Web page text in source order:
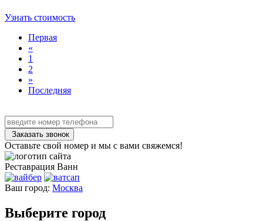
Узнать стоимость
Первая
«
1
2
»
Последняя
Заказать звонок
Оставьте свой номер и мы с вами свяжемся!
Реставрация Ванн
Ваш город: Москва
Выберите город